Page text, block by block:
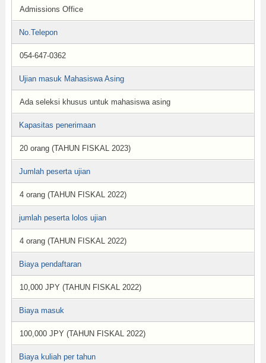
Admissions Office
No.Telepon
054-647-0362
Ujian masuk Mahasiswa Asing
Ada seleksi khusus untuk mahasiswa asing
Kapasitas penerimaan
20 orang (TAHUN FISKAL 2023)
Jumlah peserta ujian
4 orang (TAHUN FISKAL 2022)
jumlah peserta lolos ujian
4 orang (TAHUN FISKAL 2022)
Biaya pendaftaran
10,000 JPY (TAHUN FISKAL 2022)
Biaya masuk
100,000 JPY (TAHUN FISKAL 2022)
Biaya kuliah per tahun